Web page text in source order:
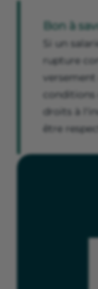
Bon à
Si un
rupture
droits à
être